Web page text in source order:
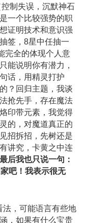
制失误，沉默神石
一个比较强势的职
证明技术和意识强
签，8星中任抽一
完全的体现个人意
能说明你有潜力，
话，用精灵打护
？回归主题，我谈
抢先手，存在魔法
印带元素，我觉得
的，对魔道真正的
招拆招，先树还是
讲究，卡黄之中连
最后我也只说一句：
吧！我表示很无
，可能语言有些地
，如果有什么宝贵